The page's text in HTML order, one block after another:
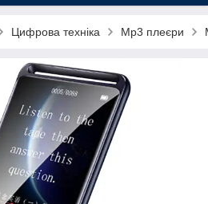
Цифрова техніка Mp3 плеєри